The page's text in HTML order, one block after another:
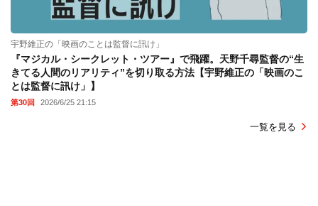
宇野維正の「映画のことは監督に訊け」
『マジカル・シークレット・ツアー』で飛躍。天野千尋監督の“生
きてる人間のリアリティ”を切り取る方法【宇野維正の「映画のこ
とは監督に訊け」】
第30回 2026/6/25 21:15
一覧を見る